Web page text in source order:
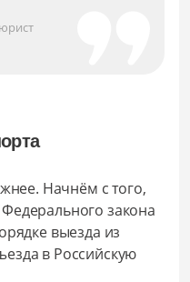
Начнём с того,
Федерального закона
выезда из
в Российскую